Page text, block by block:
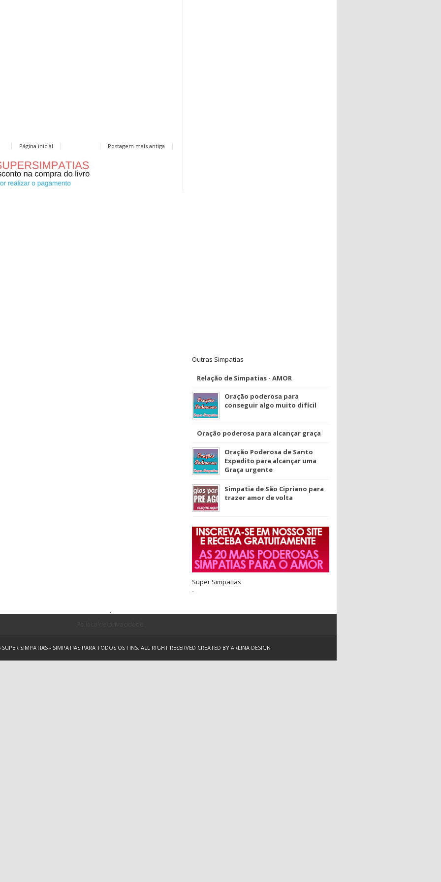
Postagem mais antiga
Página inicial
Outras Simpatias
Relação de Simpatias - AMOR
Oração poderosa para
conseguir algo muito difícil
Oração poderosa para alcançar graça
Oração Poderosa de Santo
Expedito para alcançar uma
Graça urgente
Simpatia de São Cipriano para
trazer amor de volta
Super Simpatias
-
.
SUPER SIMPATIAS - SIMPATIAS PARA TODOS OS FINS. ALL RIGHT RESERVED CREATED BY ARLINA DESIGN